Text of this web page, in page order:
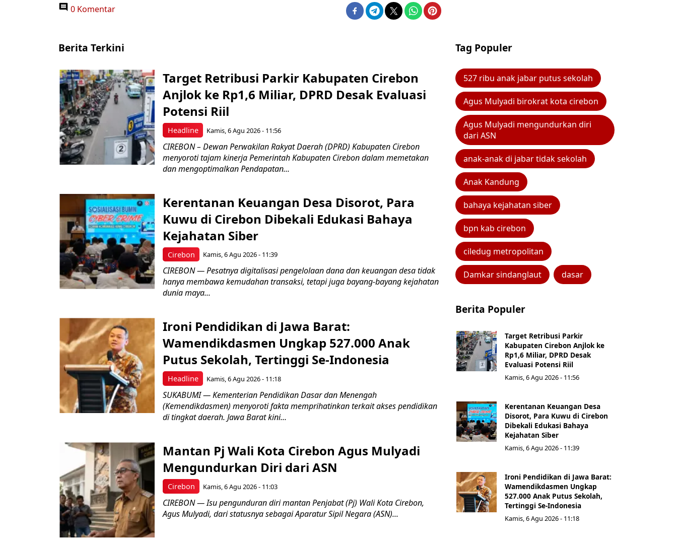
0 Komentar
Berita Terkini
Headline
Target Retribusi Parkir Kabupaten Cirebon
Anjlok ke Rp1,6 Miliar, DPRD Desak Evaluasi
Potensi Riil
Kamis, 6 Agu 2026 - 11:56
CIREBON – Dewan Perwakilan Rakyat Daerah (DPRD) Kabupaten Cirebon
menyoroti tajam kinerja Pemerintah Kabupaten Cirebon dalam memetakan
dan mengoptimalkan Pendapatan...
Cirebon
Kerentanan Keuangan Desa Disorot, Para
Kuwu di Cirebon Dibekali Edukasi Bahaya
Kejahatan Siber
Kamis, 6 Agu 2026 - 11:39
CIREBON — Pesatnya digitalisasi pengelolaan dana dan keuangan desa tidak
hanya membawa kemudahan transaksi, tetapi juga bayang-bayang kejahatan
dunia maya...
Headline
Ironi Pendidikan di Jawa Barat:
Wamendikdasmen Ungkap 527.000 Anak
Putus Sekolah, Tertinggi Se-Indonesia
Kamis, 6 Agu 2026 - 11:18
SUKABUMI — Kementerian Pendidikan Dasar dan Menengah
(Kemendikdasmen) menyoroti fakta memprihatinkan terkait akses pendidikan
di tingkat daerah. Jawa Barat kini...
Cirebon
Mantan Pj Wali Kota Cirebon Agus Mulyadi
Mengundurkan Diri dari ASN
Kamis, 6 Agu 2026 - 11:03
CIREBON — Isu pengunduran diri mantan Penjabat (Pj) Wali Kota Cirebon,
Agus Mulyadi, dari statusnya sebagai Aparatur Sipil Negara (ASN)...
Tag Populer
527 ribu anak jabar putus sekolah
Agus Mulyadi birokrat kota cirebon
Agus Mulyadi mengundurkan diri
dari ASN
anak-anak di jabar tidak sekolah
Anak Kandung
bahaya kejahatan siber
bpn kab cirebon
ciledug metropolitan
Damkar sindanglaut dasar
Berita Populer
Target Retribusi Parkir
Kabupaten Cirebon Anjlok ke
Rp1,6 Miliar, DPRD Desak
Evaluasi Potensi Riil
Kamis, 6 Agu 2026 - 11:56
Kerentanan Keuangan Desa
Disorot, Para Kuwu di Cirebon
Dibekali Edukasi Bahaya
Kejahatan Siber
Kamis, 6 Agu 2026 - 11:39
Ironi Pendidikan di Jawa Barat:
Wamendikdasmen Ungkap
527.000 Anak Putus Sekolah,
Tertinggi Se-Indonesia
Kamis, 6 Agu 2026 - 11:18